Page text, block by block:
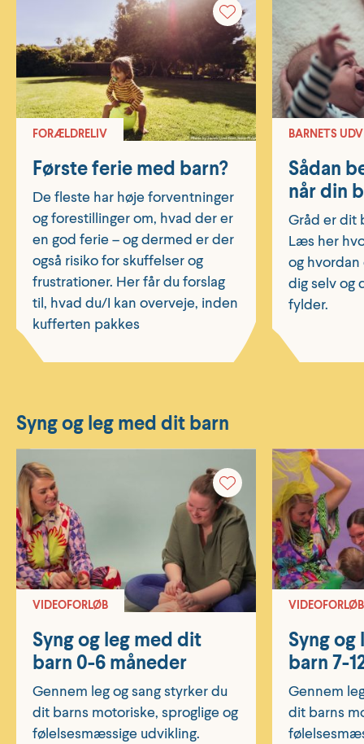
Første ferie med barn?
FORÆLDRELIV
De fleste har høje forventninger
og forestillinger om, hvad der er
en god ferie – og dermed er der
også risiko for skuffelser og
frustrationer. Her får du forslag
til, hvad du/I kan overveje, inden
kufferten pakkes
Sådan
når din
BARNETS
Gråd er dit
Læs her
og
dig selv og
fylder.
Syng og leg med dit barn
Syng og leg med dit
barn 0-6 måneder
VIDEOFORLØB
Gennem leg og sang styrker du
dit barns motoriske, sproglige og
følelsesmæssige udvikling.
Syng
barn 7-
VIDEOFORLØB
Gennem
dit barns